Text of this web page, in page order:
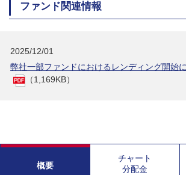
ファンド関連情報
2025/12/01
弊社一部ファンドにおけるレンディング開始
（1,169KB）
概要
チャート
分配金